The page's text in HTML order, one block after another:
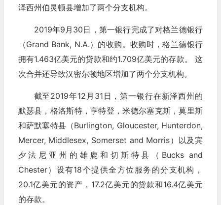
泽西州伯灵顿县增加了两个分支机构。
2019年9月30日，第一银行完成了对格兰德银行
（Grand Bank, N.A.）的收购。收购时，格兰德银行
拥有1.463亿美元的贷款和约1.709亿美元的存款。 这
次合并还导致汉密尔顿地区增加了两个分支机构。
截至2019年12月31日，第一银行在新泽西州的
默瑟县，格洛斯特，亨特登，米德尔塞克斯，莫里斯
和萨默塞特县（Burlington, Gloucester, Hunterdon,
Mercer, Middlesex, Somerset and Morris）以及宾
夕法尼亚州的雄鹿和切斯特县（Bucks and
Chester）设有18个提供全方位服务的分支机构，
20.1亿美元的资产，17.2亿美元的贷款和16.4亿美元
的存款。